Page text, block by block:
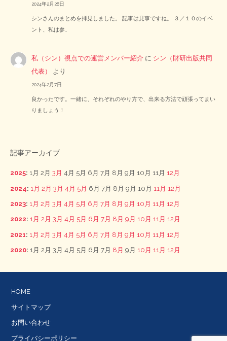
2024年2月28日
シンさんのまとめを拝見しました。 記事は見事ですね。 ３／１０のイベ
ント、私は参…
私（シン）視点での運営メンバー紹介 に シン（財研出版共同
代表）
より
2024年2月7日
良かったです。一緒に、それぞれのやり方で、出来る方法で頑張ってまい
りましょう！
記事アーカイブ
2025: 1月 2月 3月 4月 5月 6月 7月 8月 9月 10月 11月 12月
2024: 1月 2月 3月 4月 5月 6月 7月 8月 9月 10月 11月 12月
2023: 1月 2月 3月 4月 5月 6月 7月 8月 9月 10月 11月 12月
2022: 1月 2月 3月 4月 5月 6月 7月 8月 9月 10月 11月 12月
2021: 1月 2月 3月 4月 5月 6月 7月 8月 9月 10月 11月 12月
2020: 1月 2月 3月 4月 5月 6月 7月 8月 9月 10月 11月 12月
HOME
サイトマップ
お問い合わせ
プライバシーポリシー